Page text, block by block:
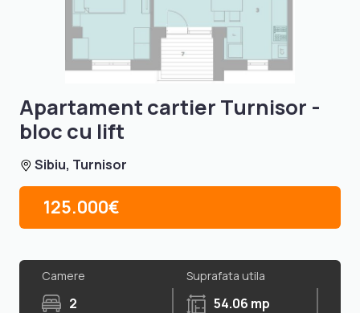
Apartament cartier Turnisor -
bloc cu lift
Sibiu, Turnisor
125.000€
Camere
2
Suprafata utila
54.06 mp